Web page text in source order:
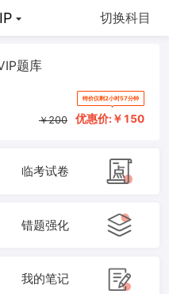
切换科目
题库
￥200
特价仅剩2小时57分钟
优惠价:￥ 150
临考试卷
错题强化
我的笔记